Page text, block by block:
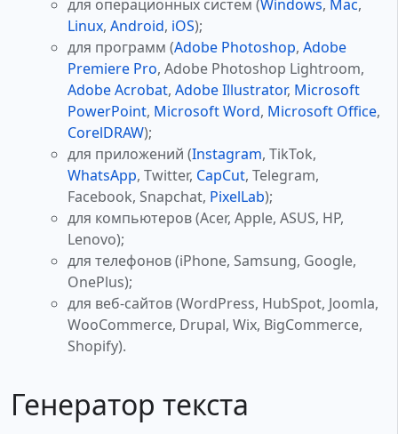
для операционных систем (Windows, Mac,
Linux, Android, iOS);
для программ (Adobe Photoshop, Adobe
Premiere Pro, Adobe Photoshop Lightroom,
Adobe Acrobat, Adobe Illustrator, Microsoft
PowerPoint, Microsoft Word, Microsoft Office,
CorelDRAW);
для приложений (Instagram, TikTok,
WhatsApp, Twitter, CapCut, Telegram,
Facebook, Snapchat, PixelLab);
для компьютеров (Acer, Apple, ASUS, HP,
Lenovo);
для телефонов (iPhone, Samsung, Google,
OnePlus);
для веб-сайтов (WordPress, HubSpot, Joomla,
WooCommerce, Drupal, Wix, BigCommerce,
Shopify).
Генератор текста